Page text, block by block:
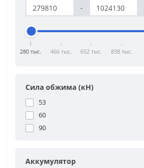
-
280 тыс. 466 тыс. 652 тыс. 838 тыс.
Cила обжима (кН)
53
60
90
Аккумулятор